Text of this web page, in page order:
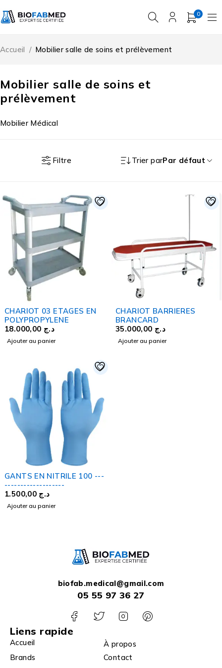
0
Mobilier salle de soins et
prélèvement
Accueil / Mobilier salle de soins et prélèvement
Mobilier Médical
Filtre Trier parPar défaut
CHARIOT 03 ETAGES EN
POLYPROPYLENE
د.ج
Ajouter au panier
CHARIOT BARRIERES
BRANCARD
د.ج
Ajouter au panier
GANTS EN NITRILE 100 ---
-------------------
د.ج
Ajouter au panier
biofab.medical@gmail.com
05 55 97 36 27
Liens rapide
Accueil
À propos
Brands
Contact